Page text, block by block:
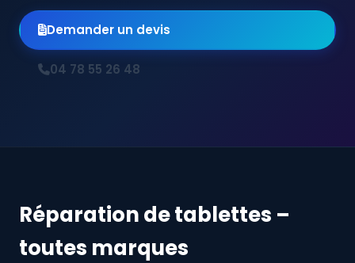
Demander un devis
04 78 55 26 48
Réparation de tablettes –
toutes marques